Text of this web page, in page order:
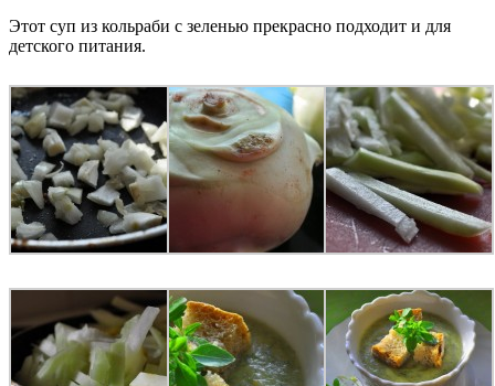
Этот суп из кольраби с зеленью прекрасно подходит и для
детского питания.